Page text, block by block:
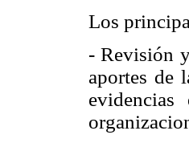
Los
- Revisión
aportes de